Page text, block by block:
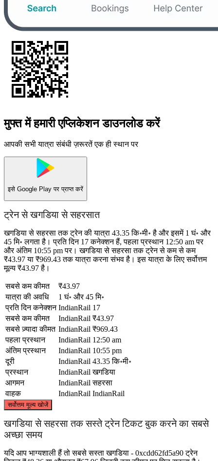
मुफ्त में हमारी एप्लिकेशन डाउनलोड करें
आपकी सभी यात्रा संबंधी ज़रूरतें एक ही स्थान पर
इसे Google Play पर प्राप्त करें
ट्रेन से खगडिया से सहरसात
खगडिया से सहरसा तक ट्रेन की यात्रा 43.35 कि॰मी॰ है और इसमें 1 घं॰ और
45 मि॰ लगता है। प्रति दिन 17 कनेक्शन हैं, पहला प्रस्थान 12:50 am पर
और अंतिम 10:55 pm पर। खगडिया से सहरसा तक ट्रेन से कम से कम
₹43.97 या ₹969.43 तक यात्रा करना संभव है। इस यात्रा के लिए सर्वोत्तम
मूल्य ₹43.97 है।
सबसे कम कीमत
₹43.97
यात्रा की अवधि
1 घं॰ और 45 मि॰
प्रति दिन कनेक्शन IndianRail 17
सबसे कम कीमत
IndianRail ₹43.97
सबसे ज़्यादा कीमत IndianRail ₹969.43
पहला प्रस्थान
IndianRail 12:50 am
अंतिम प्रस्थान
IndianRail 10:55 pm
दूरी
IndianRail 43.35 कि॰मी॰
प्रस्थान
IndianRail खगडिया
आगमन
IndianRail सहरसा
वाहक
IndianRail IndianRail
सर्वोत्तम मूल्य खोजें
Saharsa
©CARTO
खगडिया से सहरसा तक सस्ते ट्रेन टिकट बुक करने का सबसे
अच्छा समय
यदि आप भाग्यशाली हैं तो सबसे सस्ता खगडिया - 0xcdd62fd5a90 ट्रेन